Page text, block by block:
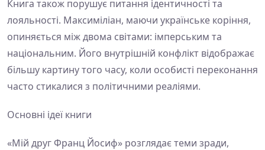
Книга також порушує питання ідентичності та
лояльності. Максиміліан, маючи українське коріння,
опиняється між двома світами: імперським та
національним. Його внутрішній конфлікт відображає
більшу картину того часу, коли особисті переконання
часто стикалися з політичними реаліями.
Основні ідеї книги
«Мій друг Франц Йосиф» розглядає теми зради,